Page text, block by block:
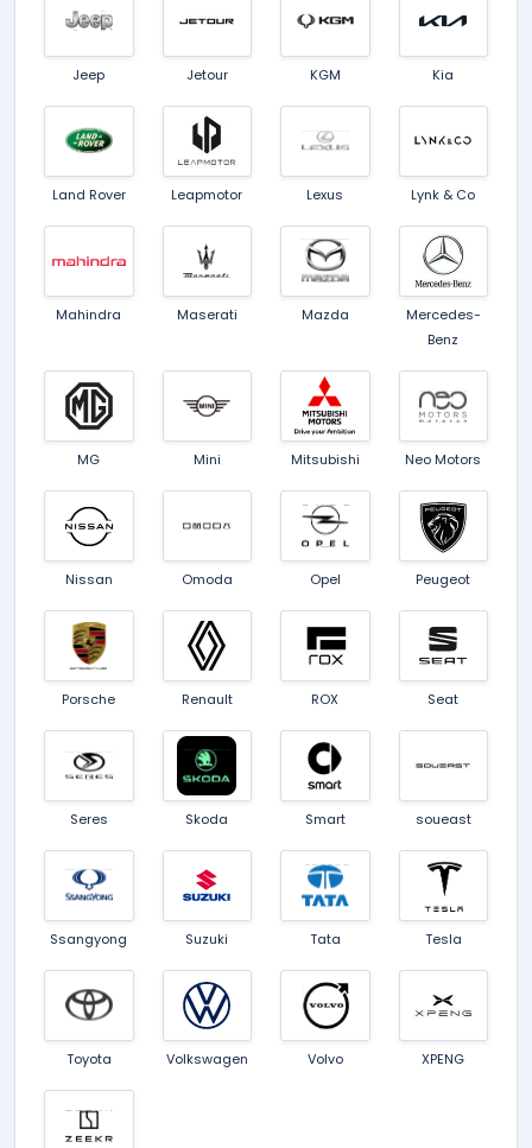
Jeep Jetour KGM Kia
Land Rover Leapmotor Lexus Lynk & Co
Mahindra Maserati Mazda
Mercedes-
Benz
MG Mini Mitsubishi Neo Motors
Nissan Omoda Opel Peugeot
Porsche Renault ROX Seat
Seres Skoda Smart soueast
Ssangyong Suzuki Tata Tesla
Toyota Volkswagen Volvo XPENG